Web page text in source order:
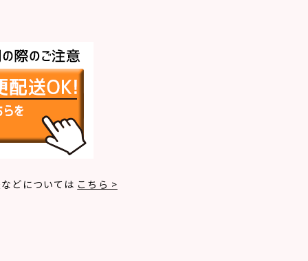
どについては こちら >